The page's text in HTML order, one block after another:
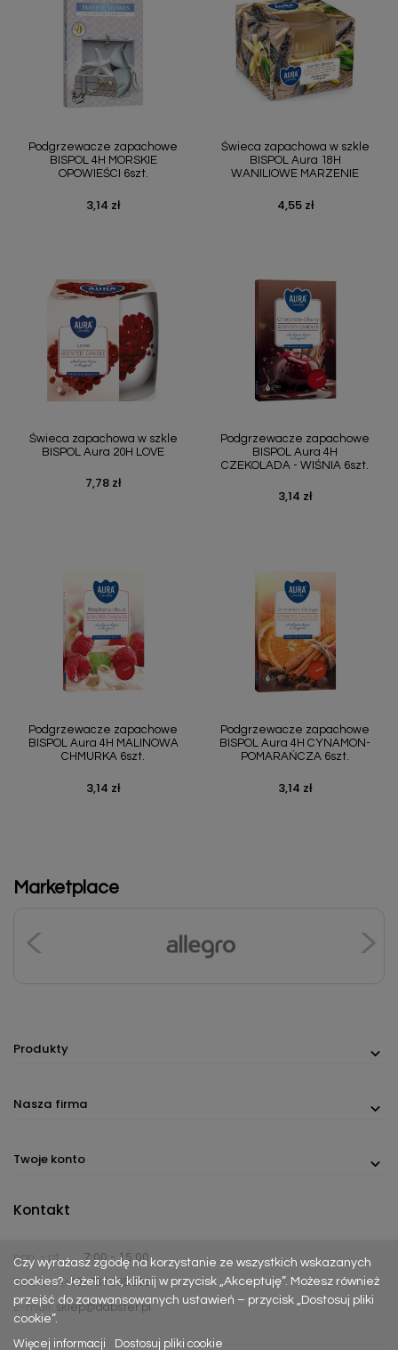
Podgrzewacze zapachowe
BISPOL 4H MORSKIE
OPOWIEŚCI 6szt.
Cena
3,14 zł
Świeca zapachowa w szkle
BISPOL Aura 18H
WANILIOWE MARZENIE
Cena
4,55 zł
Świeca zapachowa w szkle
BISPOL Aura 20H LOVE
Cena
7,78 zł
Podgrzewacze zapachowe
BISPOL Aura 4H
CZEKOLADA - WIŚNIA 6szt.
Cena
3,14 zł
Podgrzewacze zapachowe
BISPOL Aura 4H MALINOWA
CHMURKA 6szt.
Cena
3,14 zł
Podgrzewacze zapachowe
BISPOL Aura 4H CYNAMON-
POMARAŃCZA 6szt.
Cena
3,14 zł
Marketplace
Produkty
Nasza firma
Twoje konto
Czy wyrażasz zgodę na korzystanie ze wszystkich wskazanych
cookies? Jeżeli tak, kliknij w przycisk „Akceptuję”. Możesz również
przejść do zaawansowanych ustawień – przycisk „Dostosuj pliki
cookie”.
Więcej informacji
Dostosuj pliki cookie
Kontakt
pon. - pt.
7:00 - 15:00
Telefon:(+48) 737 305 306
E-mail: sklep@dabster.pl